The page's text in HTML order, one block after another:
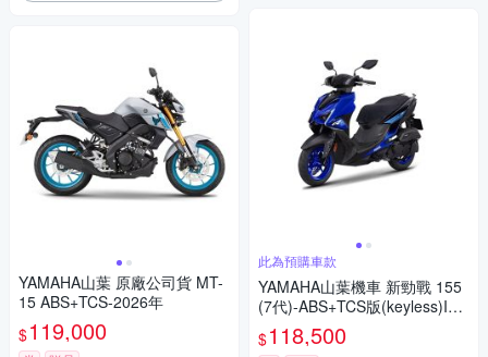
YAMAHA山葉 原廠公司貨 MT-
15 ABS+TCS-2026年
$119,000
此為預購車款
YAMAHA山葉機車 新勁戰 155
(7代)-ABS+TCS版(keyless)IC
ON BLUE 競技藍 藍黑 -2026年
$118,500